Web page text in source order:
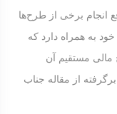
انجام برخی از طرح‌ها
به همراه دارد که
مالی مستقیم آن
از مقاله جناب